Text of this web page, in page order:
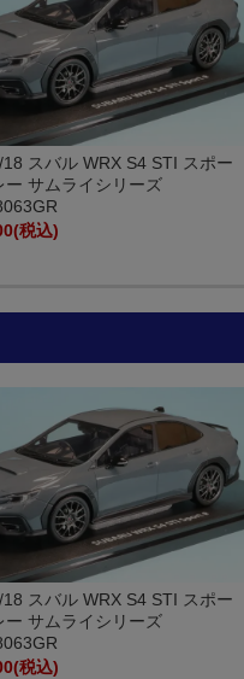
スバル WRX S4 STI スポー
ー サムライシリーズ
(税込)
スバル WRX S4 STI スポー
ー サムライシリーズ
(税込)